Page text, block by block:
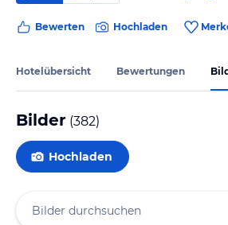
Bewerten Hochladen
Hotelübersicht Bewertungen
Bilder (382)
Hochladen